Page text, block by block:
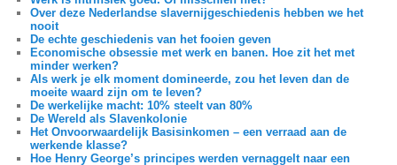
Over deze Nederlandse slavernijgeschiedenis hebben we het
nooit
De echte geschiedenis van het fooien geven
Economische obsessie met werk en banen. Hoe zit het met
minder werken?
Als werk je elk moment domineerde, zou het leven dan de
moeite waard zijn om te leven?
De werkelijke macht: 10% steelt van 80%
De Wereld als Slavenkolonie
Het Onvoorwaardelijk Basisinkomen – een verraad aan de
werkende klasse?
Hoe Henry George’s principes werden vernaggelt naar een